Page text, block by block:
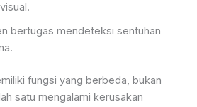
bertugas mendeteksi sentuhan
fungsi yang berbeda, bukan
satu mengalami kerusakan